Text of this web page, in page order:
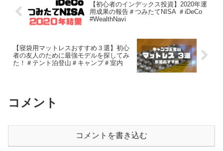
【初心者のインデックス投資】2020年運
用成果の報告＃つみたてNISA ＃iDeCo
#WealthNavi
【寝袋用マットレスおすすめ３選】初心
者の友人のために最強モデルを探してみ
た！＃テント泊登山＃キャンプ＃室内
コメント
コメントを書き込む